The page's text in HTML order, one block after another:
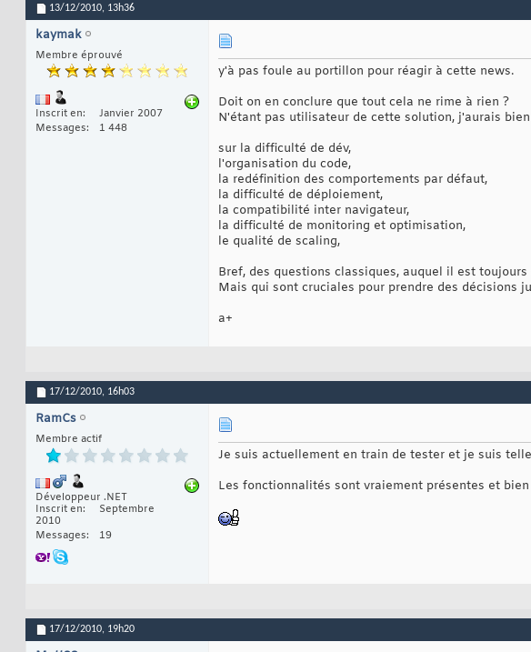
13/12/2010, 13h36
kaymak
Membre éprouvé
Inscrit en
Janvier 2007
Messages
1 448
y'à pas foule au portillon pour réagir à cette news.
Doit on en conclure que tout cela ne rime à rien ?
N'étant pas utilisateur de cette solution, j'aurais
sur la difficulté de dév,
l'organisation du code,
la redéfinition des comportements par défaut,
la difficulté de déploiement,
la compatibilité inter navigateur,
la difficulté de monitoring et optimisation,
le qualité de scaling,
Bref, des questions classiques, auquel il est
Mais qui sont cruciales pour prendre des décisions
a+
17/12/2010, 16h03
RamCs
Membre actif
Développeur .NET
Inscrit en
Septembre
2010
Messages
19
Je suis actuellement en train de tester et je suis
Les fonctionnalités sont vraiement présentes et bien
17/12/2010, 19h20